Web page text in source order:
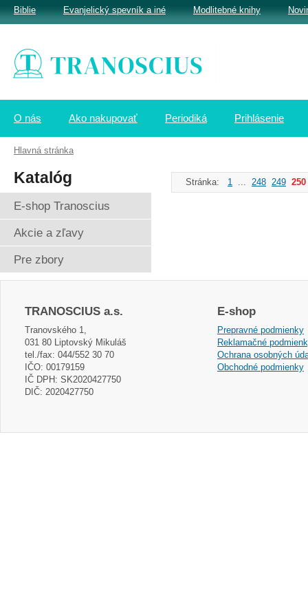
O nás Ako nakupovať Periodiká Prihlásenie
Stránka: 1 ... 248 249 250
Katalóg
E-shop Tranoscius
Akcie a zľavy
Pre zbory
TRANOSCIUS a.s.
Tranovského 1,
031 80 Liptovský Mikuláš
tel./fax: 044/552 30 70
IČO: 00179159
IČ DPH: SK2020427750
DIČ: 2020427750
E-shop
Prepravné podmienky
Reklamačné
Ochrana osobných
Obchodné podmienky
Biblie Evanjelický spevník a iné Modlitebné knihy
Hlavná stránka